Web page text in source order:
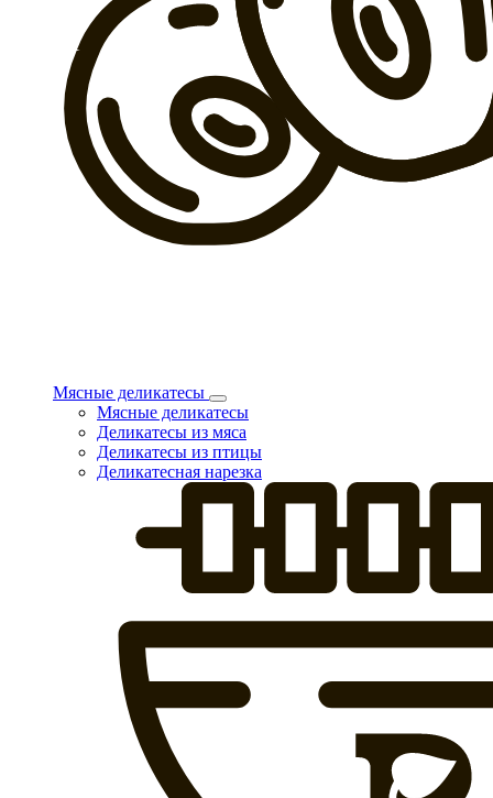
Мясные деликатесы
Мясные деликатесы
Деликатесы из мяса
Деликатесы из птицы
Деликатесная нарезка